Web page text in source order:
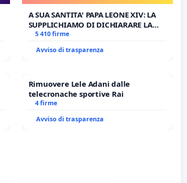
PROCESSO
A SUA SANTITA' PAPA LEONE XIV: LA
SUPPLICHIAMO DI DICHIARARE LA
SEDE IMPEDITA DI BENEDETTO XVI
PROCESSO
5 410 firme
Avviso di trasparenza
Rimuovere Lele Adani dalle
telecronache sportive Rai
4 firme
Avviso di trasparenza